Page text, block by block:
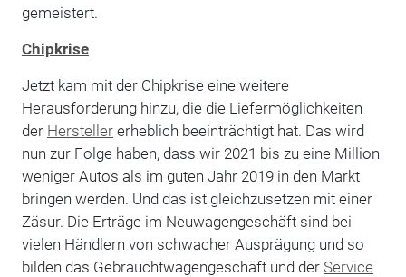
gemeistert.
Chipkrise
Jetzt kam mit der Chipkrise eine weitere
Herausforderung hinzu, die die Liefermöglichkeiten
der Herstellererheblich beeinträchtigt hat. Das wird
nun zur Folge haben, dass wir 2021 bis zu eine Million
weniger Autos als im guten Jahr 2019 in den Markt
bringen werden. Und das ist gleichzusetzen mit einer
Zäsur. Die Erträge im Neuwagengeschäft sind bei
vielen Händlern von schwacher Ausprägung und so
bilden das Gebrauchtwagengeschäft und der Service